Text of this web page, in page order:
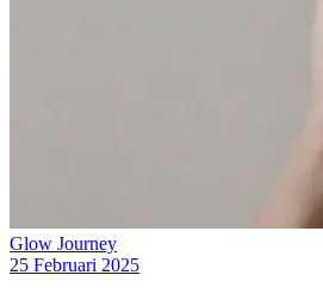
Glow Journey
25 Februari 2025